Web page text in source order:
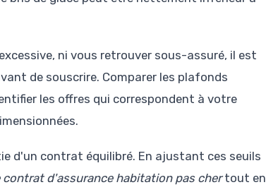
ni vous retrouver sous-assuré, il est
de souscrire. Comparer les plafonds
les offres qui correspondent à votre
d'un contrat équilibré. En ajustant ces seuils
d'assurance habitation pas chertout en